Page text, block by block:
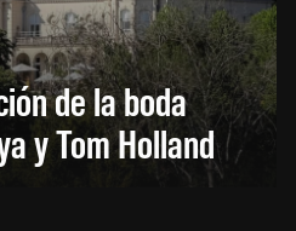
de la boda
y Tom Holland